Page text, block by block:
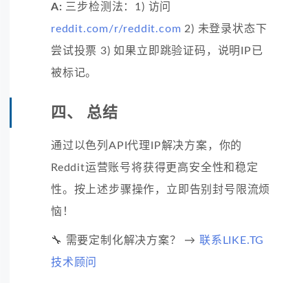
A: 三步检测法：1) 访问
reddit.com/r/reddit.com 2) 未登录状态下
尝试投票 3) 如果立即跳验证码，说明IP已
被标记。
四、 总结
通过以色列API代理IP解决方案，你的
Reddit运营账号将获得更高安全性和稳定
性。按上述步骤操作，立即告别封号限流烦
恼！
🔧 需要定制化解决方案？ → 联系LIKE.TG
技术顾问